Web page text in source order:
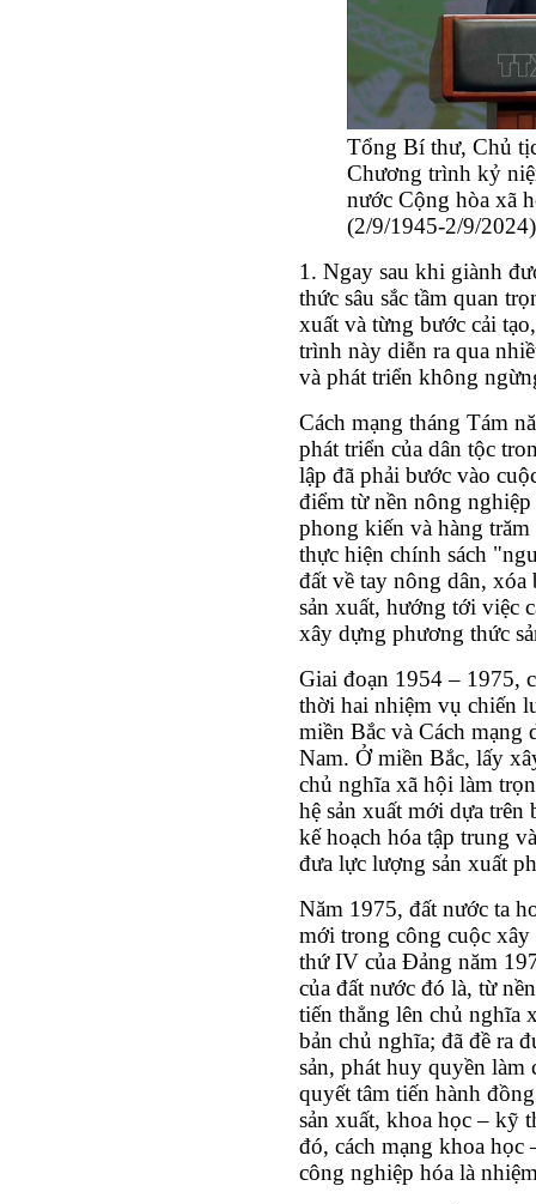
Tổng Bí thư, Chủ
Chương trình kỷ
nước Cộng hòa xã
(2/9/1945-2/9/2024)
1. Ngay sau khi giành
thức sâu sắc tầm quan
xuất và từng bước cải
trình này diễn ra qua
và phát triển không
Cách mạng tháng Tám
phát triển của dân tộc
lập đã phải bước vào
điểm từ nền nông
phong kiến và hàng
thực hiện chính sách
đất về tay nông dân,
sản xuất, hướng tới việc
xây dựng phương thức
Giai đoạn 1954 – 1975,
thời hai nhiệm vụ chiến
miền Bắc và Cách mạng
Nam. Ở miền Bắc, lấy
chủ nghĩa xã hội làm
hệ sản xuất mới dựa
kế hoạch hóa tập trung
đưa lực lượng sản xuất
Năm 1975, đất nước ta
mới trong công cuộc
thứ IV của Đảng năm
của đất nước đó là, từ
tiến thẳng lên chủ nghĩa
bản chủ nghĩa; đã đề ra
sản, phát huy quyền làm
quyết tâm tiến hành
sản xuất, khoa học – kỹ
đó, cách mạng khoa học
công nghiệp hóa là